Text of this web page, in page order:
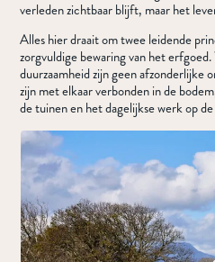
verleden zichtbaar blijft, maar het
Alles hier draait om twee leidende
zorgvuldige bewaring van het
duurzaamheid zijn geen afzonderlijke
zijn met elkaar verbonden in de
de tuinen en het dagelijkse werk op